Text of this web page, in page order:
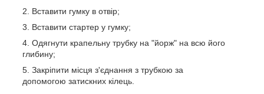
Вставити гумку в отвір;
Вставити стартер у гумку;
Одягнути крапельну трубку на "йорж" на всю його
глибину;
Закріпити місця з'єднання з трубкою за
допомогою затискних кілець.